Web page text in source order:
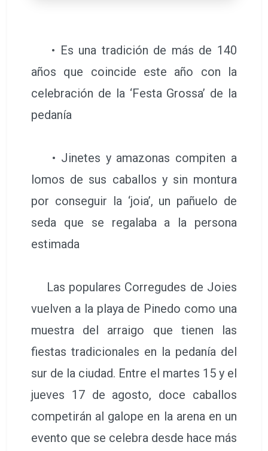
• Es una tradición de más de 140
años que coincide este año con la
celebración de la ‘Festa Grossa’ de la
pedanía
• Jinetes y amazonas compiten a
lomos de sus caballos y sin montura
por conseguir la ‘joia’, un pañuelo de
seda que se regalaba a la persona
estimada
Las populares Corregudes de Joies
vuelven a la playa de Pinedo como una
muestra del arraigo que tienen las
fiestas tradicionales en la pedanía del
sur de la ciudad. Entre el martes 15 y el
jueves 17 de agosto, doce caballos
competirán al galope en la arena en un
evento que se celebra desde hace más